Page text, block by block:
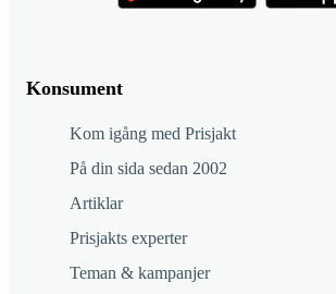
Konsument
Kom igång med Prisjakt
På din sida sedan 2002
Artiklar
Prisjakts experter
Teman & kampanjer